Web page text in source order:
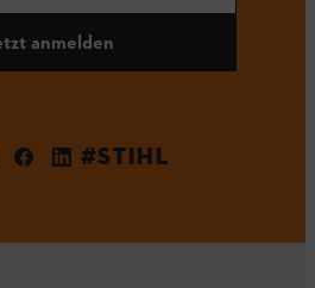
anmelden
#STIHL